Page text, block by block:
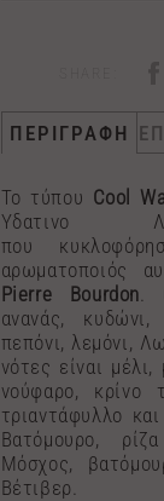
ΠΕΡΙΓΡΑΦΗ
To τύπου Cool
Υδατινο
που
αρωματοποιός
Pierre Bourdon.
ανανάς, κυδώνι,
πεπόνι, λεμόνι,
νότες είναι μέλι,
νούφαρο, κρίνο
τριαντάφυλλο
Βατόμουρο,
Μόσχος,
Βέτιβερ.